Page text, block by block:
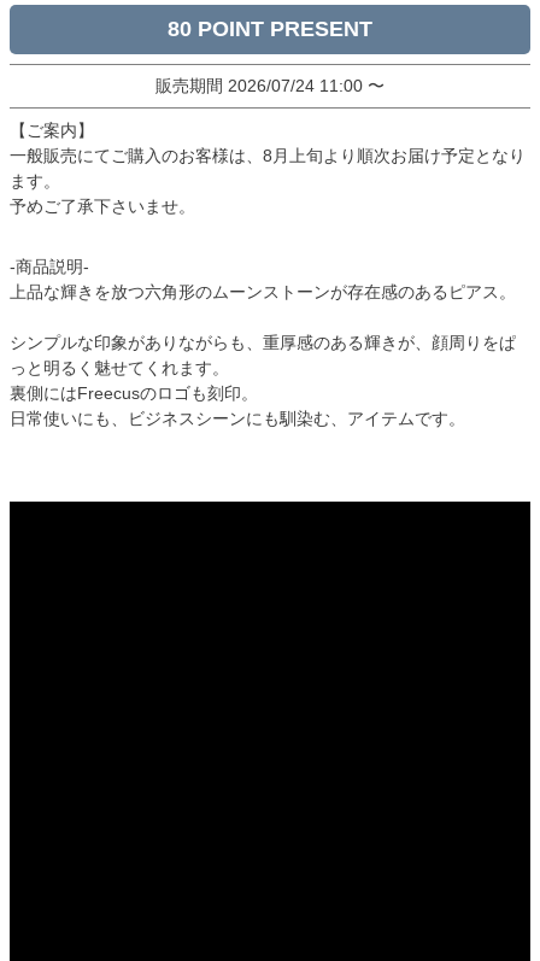
80
販売期間 2026/07/24 11:00 〜
【ご案内】
一般販売にてご購入のお客様は、8月上旬より順次お届け予定となり
ます。
予めご了承下さいませ。
-商品説明-
上品な輝きを放つ六角形のムーンストーンが存在感のあるピアス。
シンプルな印象がありながらも、重厚感のある輝きが、顔周りをぱ
っと明るく魅せてくれます。
裏側にはFreecusのロゴも刻印。
日常使いにも、ビジネスシーンにも馴染む、アイテムです。